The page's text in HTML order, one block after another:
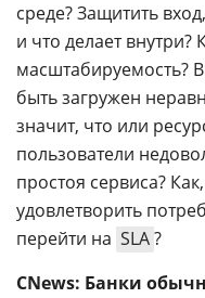
среде? Защитить
и что делает
масштабируемость?
быть загружен
значит, что или
пользователи
простоя сервиса?
удовлетворить
перейти на SLA?
CNews: Банки